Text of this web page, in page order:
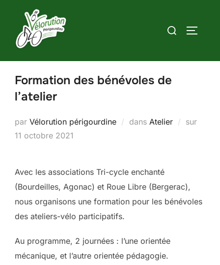
contenu
Rechercher :
Formation des bénévoles de
l’atelier
par Vélorution périgourdine dans Atelier surPublié
11 octobre 2021
Avec les associations Tri-cycle enchanté
(Bourdeilles, Agonac) et Roue Libre (Bergerac),
nous organisons une formation pour les bénévoles
des ateliers-vélo participatifs.
Au programme, 2 journées : l’une orientée
mécanique, et l’autre orientée pédagogie.